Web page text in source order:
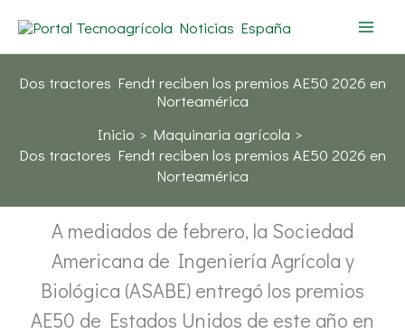
contenido
Dos tractores Fendt reciben los premios AE50 2026 en
Norteamérica
Inicio
Maquinaria agrícola
Dos tractores Fendt reciben los premios AE50 2026 en
Norteamérica
A mediados de febrero, la Sociedad
Americana de Ingeniería Agrícola y
Biológica (ASABE) entregó los premios
AE50 de Estados Unidos de este año en